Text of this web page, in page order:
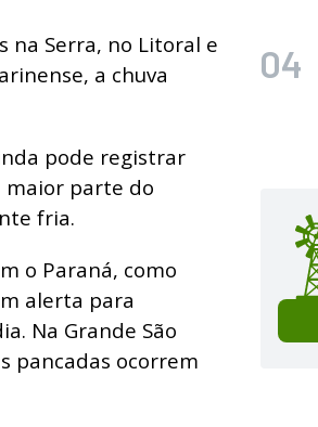
na Serra, no Litoral e
a chuva
pode registrar
maior parte do
fria.
o Paraná, como
alerta para
Na Grande São
pancadas ocorrem